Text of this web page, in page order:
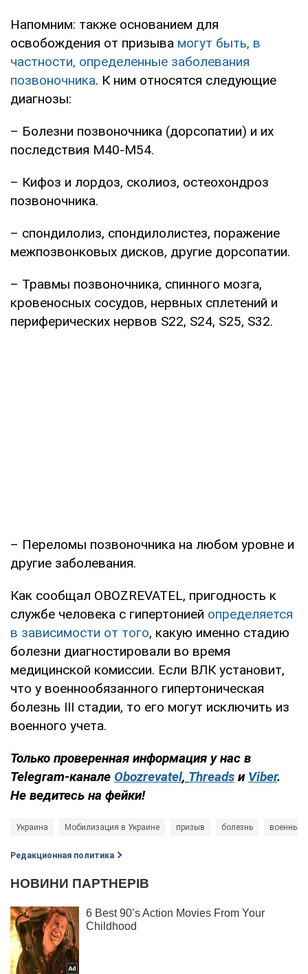
Напомним: также основанием для
освобождения от призыва могут быть, в
частности, определенные заболевания
позвоночника. К ним относятся следующие
диагнозы:
– Болезни позвоночника (дорсопатии) и их
последствия М40-М54.
– Кифоз и лордоз, сколиоз, остеохондроз
позвоночника.
– спондилолиз, спондилолистез, поражение
межпозвонковых дисков, другие дорсопатии.
– Травмы позвоночника, спинного мозга,
кровеносных сосудов, нервных сплетений и
периферических нервов S22, S24, S25, S32.
– Переломы позвоночника на любом уровне и
другие заболевания.
Как сообщал OBOZREVATEL, пригодность к
службе человека с гипертонией определяется
в зависимости от того, какую именно стадию
болезни диагностировали во время
медицинской комиссии. Если ВЛК установит,
что у военнообязанного гипертоническая
болезнь III стадии, то его могут исключить из
военного учета.
Только проверенная информация у нас в
Telegram-канале Obozrevatel, Threads и Viber.
Не ведитесь на фейки!
Украина Мобилизация в Украине призыв болезнь военные
Редакционная политика